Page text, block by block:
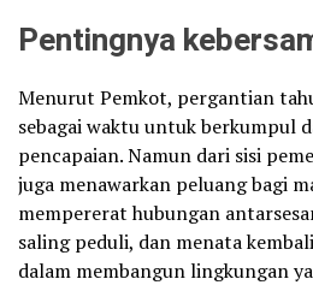
Pentingnya
Menurut Pemkot, pergantian
sebagai waktu untuk berkumpul
pencapaian. Namun dari sisi
juga menawarkan peluang bagi
mempererat hubungan
saling peduli, dan menata
dalam membangun lingkungan